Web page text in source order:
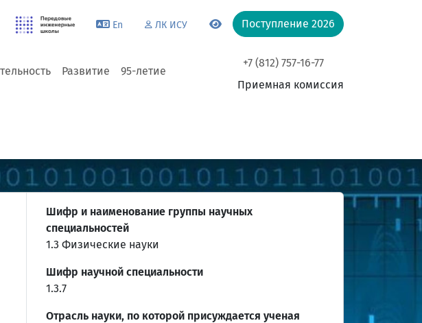
En ЛК ИСУ Поступление 2026
Развитие 95-летие
+7 (812) 757-16-77
Приемная комиссия
Шифр и наименование группы научных
специальностей
1.3 Физические науки
Шифр научной специальности
1.3.7
Отрасль науки, по которой присуждается ученая